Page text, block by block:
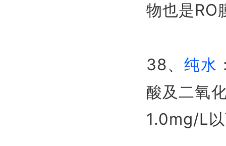
物也是RO
38、纯水
酸及二氧
1.0mg/L